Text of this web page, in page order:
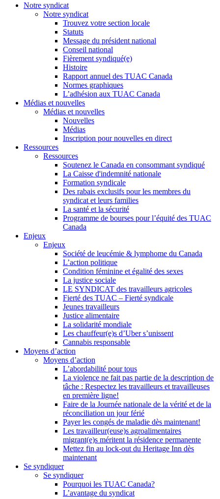
Notre syndicat
Notre syndicat
Trouvez votre section locale
Statuts
Message du président national
Conseil national
Fièrement syndiqué(e)
Histoire
Rapport annuel des TUAC Canada
Normes graphiques
L’adhésion aux TUAC Canada
Médias et nouvelles
Médias et nouvelles
Nouvelles
Médias
Inscription pour nouvelles en direct
Ressources
Ressources
Soutenez le Canada en consommant syndiqué
La Caisse d'indemnité nationale
Formation syndicale
Des rabais exclusifs pour les membres du
syndicat et leurs families
La santé et la sécurité
Programme de bourses pour l’équité des TUAC
Canada
Enjeux
Enjeux
Société de leucémie & lymphome du Canada
L’action politique
Condition féminine et égalité des sexes
La justice sociale
LE SYNDICAT des travailleurs agricoles
Fierté des TUAC – Fierté syndicale
Jeunes travailleurs
Justice alimentaire
La solidarité mondiale
Les chauffeur(e)s d’Uber s’unissent
Cannabis responsable
Moyens d’action
Moyens d’action
L’abordabilité pour tous
La violence ne fait pas partie de la description de
tâche : Respectez les travailleurs et travailleuses
en première ligne!
Faire de la Journée nationale de la vérité et de la
réconciliation un jour férié
Payer les congés de maladie dès maintenant!
Les travailleur(euse)s agroalimentaires
migrant(e)s méritent la résidence permanente
Mettez fin au lock-out du Heritage Inn dès
maintenant
Se syndiquer
Se syndiquer
Pourquoi les TUAC Canada?
L’avantage du syndicat